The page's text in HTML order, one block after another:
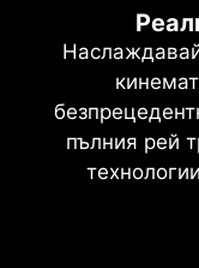
пълния рей